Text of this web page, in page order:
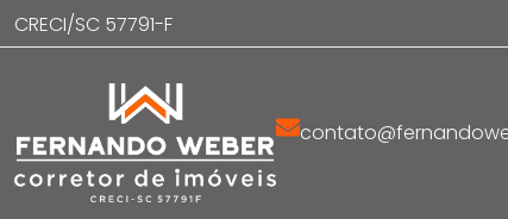
CRECI/SC 57791-F